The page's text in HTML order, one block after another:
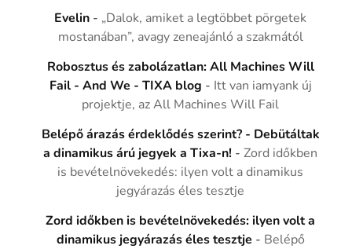
Evelin - „Dalok, amiket a legtöbbet pörgetek
mostanában”, avagy zeneajánló a szakmától
Robosztus és zabolázatlan: All Machines Will
Fail - And We - TIXA blog - Itt van iamyank új
projektje, az All Machines Will Fail
Belépő árazás érdeklődés szerint? - Debütáltak
a dinamikus árú jegyek a Tixa-n! -Zord időkben
is bevételnövekedés: ilyen volt a dinamikus
jegyárazás éles tesztje
Zord időkben is bevételnövekedés: ilyen volt a
dinamikus jegyárazás éles tesztje - Belépő